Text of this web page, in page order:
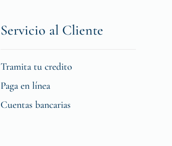
Servicio al Cliente
Tramita tu credito
Paga en línea
Cuentas bancarias